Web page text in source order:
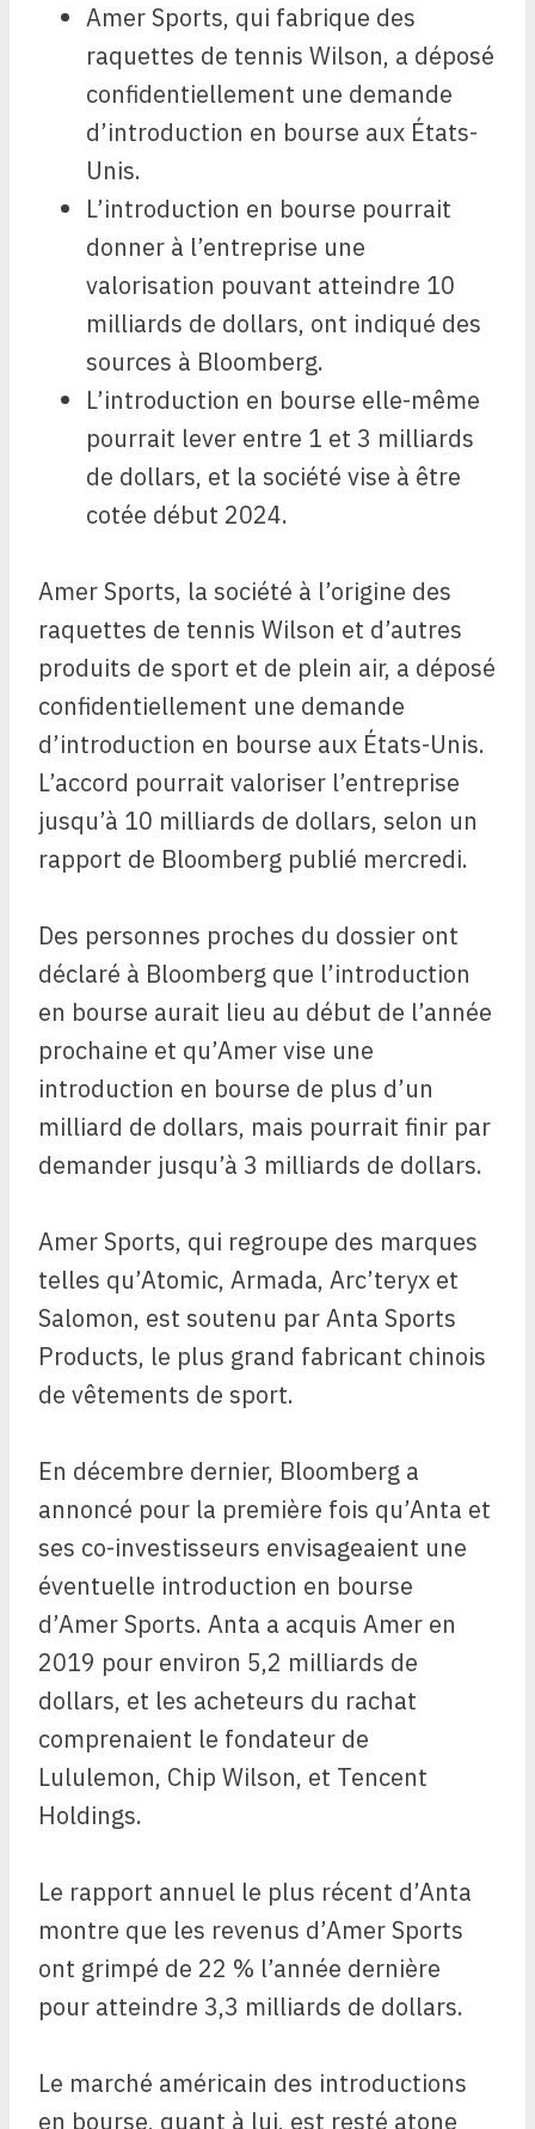
Amer Sports, qui fabrique des
raquettes de tennis Wilson, a déposé
confidentiellement une demande
d’introduction en bourse aux États-
Unis.
L’introduction en bourse pourrait
donner à l’entreprise une
valorisation pouvant atteindre 10
milliards de dollars, ont indiqué des
sources à Bloomberg.
L’introduction en bourse elle-même
pourrait lever entre 1 et 3 milliards
de dollars, et la société vise à être
cotée début 2024.
Amer Sports, la société à l’origine des
raquettes de tennis Wilson et d’autres
produits de sport et de plein air, a déposé
confidentiellement une demande
d’introduction en bourse aux États-Unis.
L’accord pourrait valoriser l’entreprise
jusqu’à 10 milliards de dollars, selon un
rapport de Bloomberg publié mercredi.
Des personnes proches du dossier ont
déclaré à Bloomberg que l’introduction
en bourse aurait lieu au début de l’année
prochaine et qu’Amer vise une
introduction en bourse de plus d’un
milliard de dollars, mais pourrait finir par
demander jusqu’à 3 milliards de dollars.
Amer Sports, qui regroupe des marques
telles qu’Atomic, Armada, Arc’teryx et
Salomon, est soutenu par Anta Sports
Products, le plus grand fabricant chinois
de vêtements de sport.
En décembre dernier, Bloomberg a
annoncé pour la première fois qu’Anta et
ses co-investisseurs envisageaient une
éventuelle introduction en bourse
d’Amer Sports. Anta a acquis Amer en
2019 pour environ 5,2 milliards de
dollars, et les acheteurs du rachat
comprenaient le fondateur de
Lululemon, Chip Wilson, et Tencent
Holdings.
Le rapport annuel le plus récent d’Anta
montre que les revenus d’Amer Sports
ont grimpé de 22 % l’année dernière
pour atteindre 3,3 milliards de dollars.
Le marché américain des introductions
en bourse, quant à lui, est resté atone